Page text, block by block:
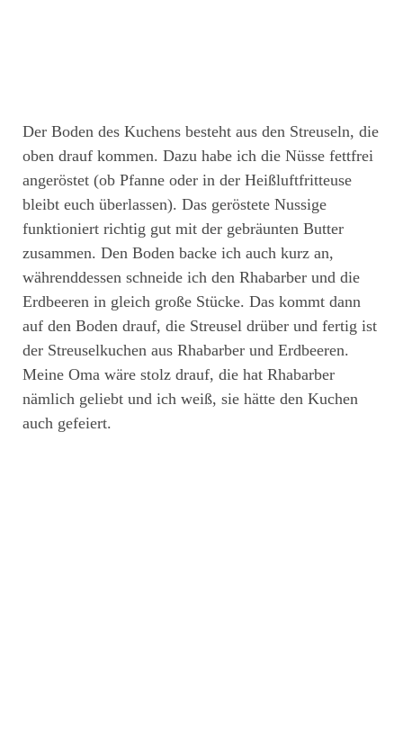
Der Boden des Kuchens besteht aus den Streuseln, die
oben drauf kommen. Dazu habe ich die Nüsse fettfrei
angeröstet (ob Pfanne oder in der Heißluftfritteuse
bleibt euch überlassen). Das geröstete Nussige
funktioniert richtig gut mit der gebräunten Butter
zusammen. Den Boden backe ich auch kurz an,
währenddessen schneide ich den Rhabarber und die
Erdbeeren in gleich große Stücke. Das kommt dann
auf den Boden drauf, die Streusel drüber und fertig ist
der Streuselkuchen aus Rhabarber und Erdbeeren.
Meine Oma wäre stolz drauf, die hat Rhabarber
nämlich geliebt und ich weiß, sie hätte den Kuchen
auch gefeiert.